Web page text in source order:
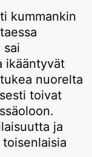
kummankin
sai
ikääntyvät
nuorelta
toivat
ja